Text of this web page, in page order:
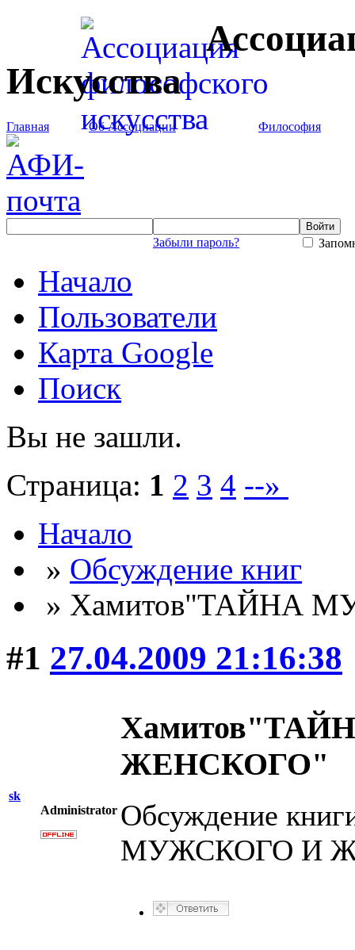
Искусства
Главная Об Ассоциации Философия
Забыли пароль?
Начало
Пользователи
Карта Google
Поиск
Вы не зашли.
Страница: 1 2 3 4 --»
Начало
» Обсуждение книг
» Хамитов"ТАЙНА
#1 27.04.2009 21:16:38
sk
Administrator
ЖЕНСКОГО"
Обсуждение
МУЖСКОГО И